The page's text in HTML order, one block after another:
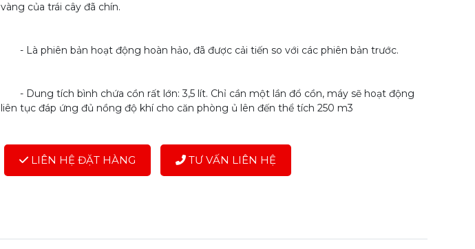
vàng của trái cây đã chín.
- Là phiên bản hoạt động hoàn hảo, đã được cải tiến so với các phiên bản trước.
- Dung tích bình chứa cồn rất lớn: 3,5 lít. Chỉ cần một lần đổ cồn, máy sẽ hoạt động
liên tục đáp ứng đủ nồng độ khí cho căn phòng ủ lên đến thể tích 250 m3
LIÊN HỆ ĐẶT HÀNG TƯ VẤN LIÊN HỆ